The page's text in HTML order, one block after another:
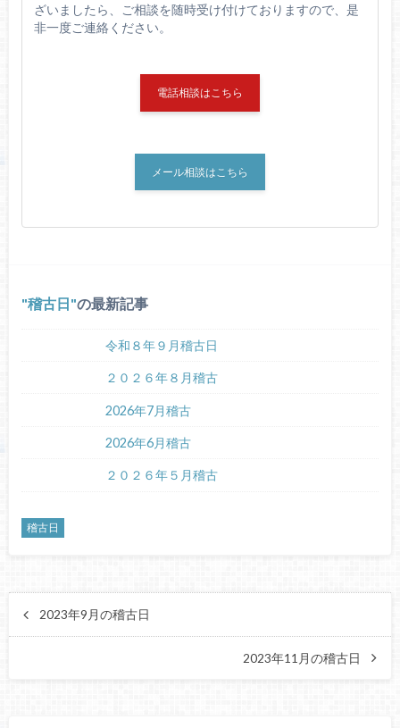
ざいましたら、ご相談を随時受け付けておりますので、是
非一度ご連絡ください。
電話相談はこちら
メール相談はこちら
稽古日 の最新記事
令和８年９月稽古日
２０２６年８月稽古
2026年7月稽古
2026年6月稽古
２０２６年５月稽古
稽古日
2023年9月の稽古日
2023年11月の稽古日